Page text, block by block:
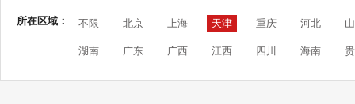
所在区域： 不限 北京 上海 天津 重庆 河北
湖南 广东 广西 江西 四川 海南